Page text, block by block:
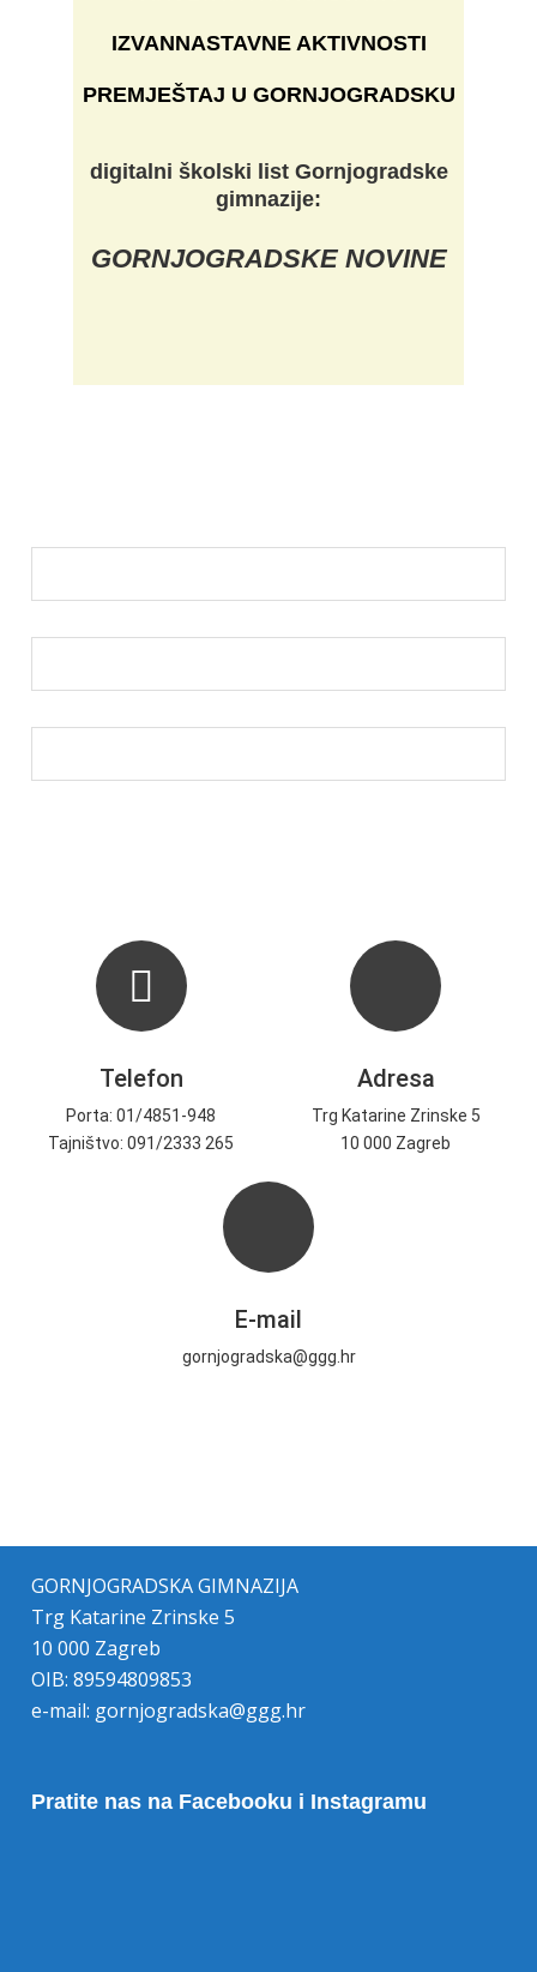
IZVANNASTAVNE AKTIVNOSTI
PREMJEŠTAJ U GORNJOGRADSKU
digitalni školski list Gornjogradske
gimnazije:
GORNJOGRADSKE NOVINE
Telefon
Porta: 01/4851-948
Tajništvo: 091/2333 265
Adresa
Trg Katarine Zrinske 5
10 000 Zagreb
E-mail
gornjogradska@ggg.hr
GORNJOGRADSKA GIMNAZIJA
Trg Katarine Zrinske 5
10 000 Zagreb
OIB: 89594809853
e-mail: gornjogradska@ggg.hr
Pratite nas na Facebooku i Instagramu